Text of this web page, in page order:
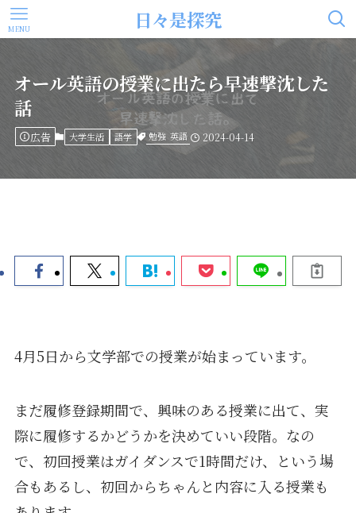
日々是探究
MENU
オール英語の授業に出たら早速撃沈した
話
広告 大学生活 語学 勉強 英語 2024-04-14
4月5日から文学部での授業が始まっています。
まだ履修登録期間で、興味のある授業に出て、実
際に履修するかどうかを決めていい段階。なの
で、初回授業はガイダンスで1時間だけ、という場
合もあるし、初回からちゃんと内容に入る授業も